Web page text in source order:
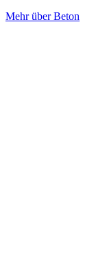
Mehr über Beton